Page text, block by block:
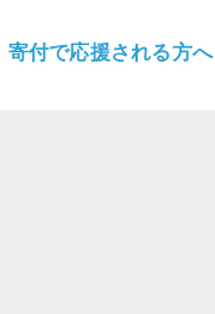
寄付で応援される方へ